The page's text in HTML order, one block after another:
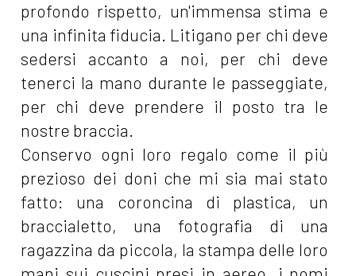
profondo rispetto, un'immensa stima e
una infinita fiducia. Litigano per chi deve
sedersi accanto a noi, per chi deve
tenerci la mano durante le passeggiate,
per chi deve prendere il posto tra le
nostre braccia.
Conservo ogni loro regalo come il più
prezioso dei doni che mi sia mai stato
fatto: una coroncina di plastica, un
braccialetto, una fotografia di una
ragazzina da piccola, la stampa delle loro